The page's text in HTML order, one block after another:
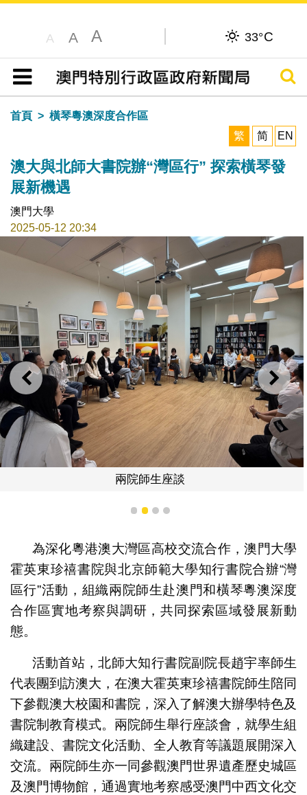
A A A 33°C
目錄
搜尋
首頁
橫琴粵澳深度合作區
繁
简 EN
澳大與北師大書院辦“灣區行” 探索橫琴發
展新機遇
澳門大學
2025-05-12 20:34
上一則 下一
兩院師生座談
1 2 3 4
為深化粵港澳大灣區高校交流合作，澳門大學
霍英東珍禧書院與北京師範大學知行書院合辦“灣
區行”活動，組織兩院師生赴澳門和橫琴粵澳深度
合作區實地考察與調研，共同探索區域發展新動
態。
活動首站，北師大知行書院副院長趙宇率師生
代表團到訪澳大，在澳大霍英東珍禧書院師生陪同
下參觀澳大校園和書院，深入了解澳大辦學特色及
書院制教育模式。兩院師生舉行座談會，就學生組
織建設、書院文化活動、全人教育等議題展開深入
交流。兩院師生亦一同參觀澳門世界遺產歷史城區
及澳門博物館，通過實地考察感受澳門中西文化交